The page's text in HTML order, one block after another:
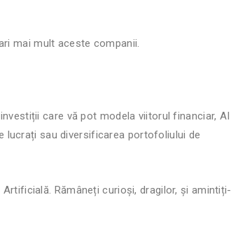
mai mult aceste companii.
care vă pot modela viitorul financiar, AI
lucrați sau diversificarea portofoliului de
Rămâneți curioși, dragilor, și amintiți-